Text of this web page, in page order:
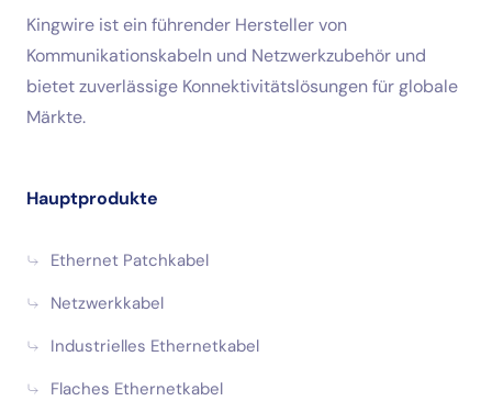
Kingwire ist ein führender Hersteller von
Kommunikationskabeln und Netzwerkzubehör und
bietet zuverlässige Konnektivitätslösungen für globale
Märkte.
Hauptprodukte
Ethernet Patchkabel
Netzwerkkabel
Industrielles Ethernetkabel
Flaches Ethernetkabel